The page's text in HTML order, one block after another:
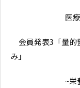
医療法人ハ
会員発表3「量的
み」
~栄養管理計